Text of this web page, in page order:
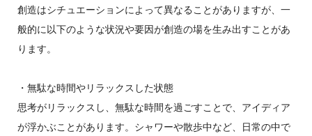
創造はシチュエーションによって異なることがありますが、一
般的に以下のような状況や要因が創造の場を生み出すことがあ
ります。
・無駄な時間やリラックスした状態
思考がリラックスし、無駄な時間を過ごすことで、アイディア
が浮かぶことがあります。シャワーや散歩中など、日常の中で